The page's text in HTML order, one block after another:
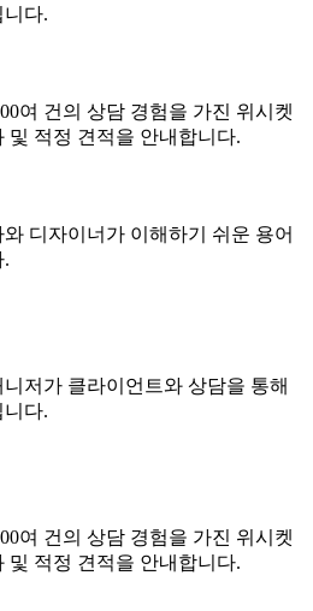
다.
여 건의 상담 경험을 가진 위시켓
및 적정 견적을 안내합니다.
디자이너가 이해하기 쉬운 용어
.
니저가 클라이언트와 상담을 통해
다.
여 건의 상담 경험을 가진 위시켓
및 적정 견적을 안내합니다.